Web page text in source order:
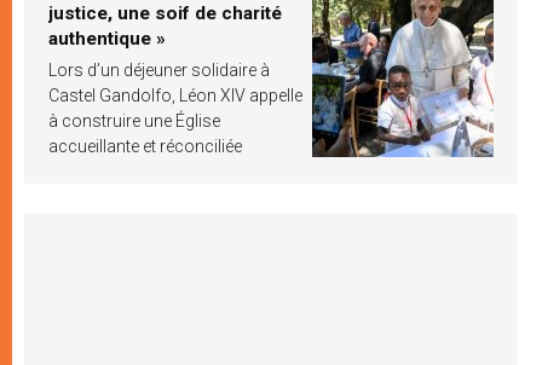
justice, une soif de charité
authentique »
Lors d’un déjeuner solidaire à
Castel Gandolfo, Léon XIV appelle
à construire une Église
accueillante et réconciliée